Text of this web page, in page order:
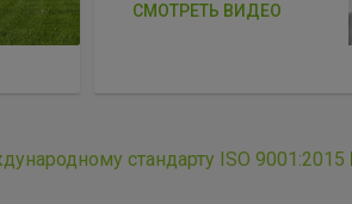
СМОТРЕТЬ ВИДЕО
стандарту ISO 9001:2015